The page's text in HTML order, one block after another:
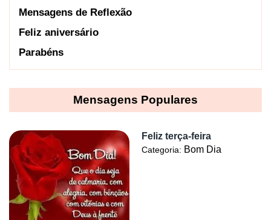
Mensagens de Reflexão
Feliz aniversário
Parabéns
Mensagens Populares
Feliz terça-feira
Categoria: Bom Dia